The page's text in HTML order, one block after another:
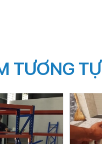
TƯƠNG TỰ